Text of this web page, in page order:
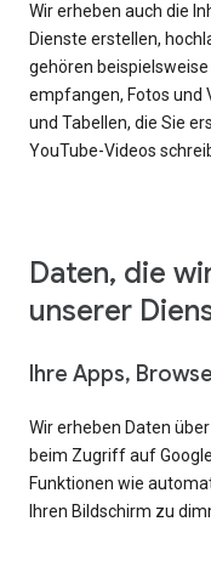
Wir erheben auch die
Dienste erstellen,
gehören
empfangen, Fotos und
und Tabellen, die Sie
YouTube-Videos
Daten, die
unserer
Ihre Apps,
Wir erheben Daten
beim Zugriff auf
Funktionen wie
Ihren Bildschirm zu